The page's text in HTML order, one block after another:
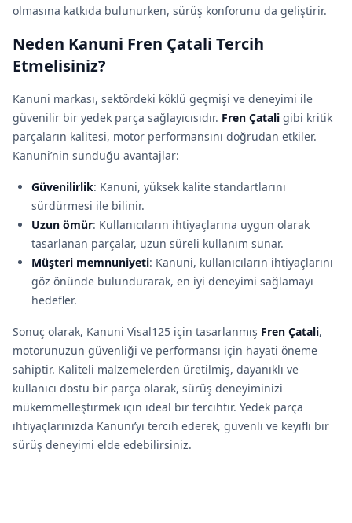
olmasına katkıda bulunurken, sürüş konforunu da geliştirir.
Neden Kanuni Fren Çatali Tercih
Etmelisiniz?
Kanuni markası, sektördeki köklü geçmişi ve deneyimi ile
güvenilir bir yedek parça sağlayıcısıdır. Fren Çatali gibi kritik
parçaların kalitesi, motor performansını doğrudan etkiler.
Kanuni’nin sunduğu avantajlar:
Güvenilirlik: Kanuni, yüksek kalite standartlarını
sürdürmesi ile bilinir.
Uzun ömür: Kullanıcıların ihtiyaçlarına uygun olarak
tasarlanan parçalar, uzun süreli kullanım sunar.
Müşteri memnuniyeti: Kanuni, kullanıcıların ihtiyaçlarını
göz önünde bulundurarak, en iyi deneyimi sağlamayı
hedefler.
Sonuç olarak, Kanuni Visal125 için tasarlanmış Fren Çatali,
motorunuzun güvenliği ve performansı için hayati öneme
sahiptir. Kaliteli malzemelerden üretilmiş, dayanıklı ve
kullanıcı dostu bir parça olarak, sürüş deneyiminizi
mükemmelleştirmek için ideal bir tercihtir. Yedek parça
ihtiyaçlarınızda Kanuni’yi tercih ederek, güvenli ve keyifli bir
sürüş deneyimi elde edebilirsiniz.